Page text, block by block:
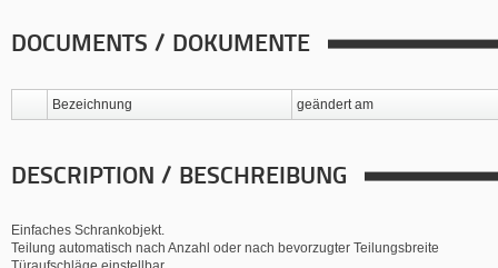
DOCUMENTS / DOKUMENTE
Bezeichnung geändert am
DESCRIPTION / BESCHREIBUNG
Einfaches Schrankobjekt.
Teilung automatisch nach Anzahl oder nach bevorzugter Teilungsbreite